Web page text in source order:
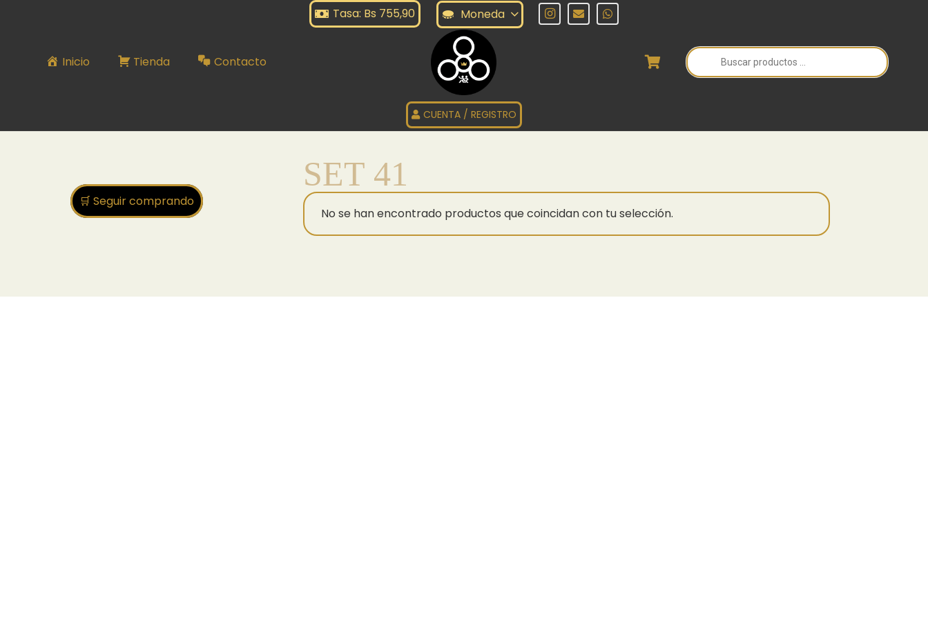
Tasa: Bs 755,90 Moneda
Inicio Tienda Contacto
Búsqueda
de
productos
CUENTA / REGISTRO
set 41
SET 41
No se han encontrado productos que coincidan con tu selección.
🛒 Seguir comprando